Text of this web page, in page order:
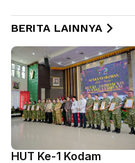
BERITA LAINNYA
HUT Ke-1 Kodam